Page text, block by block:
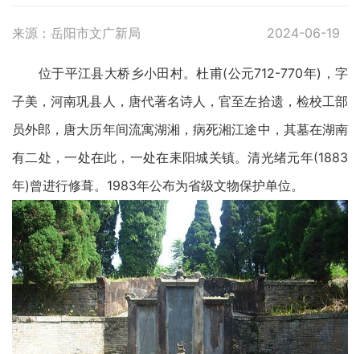
来源：岳阳市文广新局 2024-06-19
位于平江县大桥乡小田村。杜甫(公元712-770年)，字
子美，河南巩县人，唐代著名诗人，官至左拾遗，检校工部
员外郎，唐大历年间流寓湖湘，病死湘江途中，其墓在湖南
有二处，一处在此，一处在耒阳城关镇。清光绪元年(1883
年)曾进行修葺。1983年公布为省级文物保护单位。